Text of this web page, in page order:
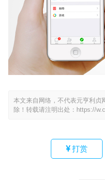
本文来自网络，不代表元亨利贞
除！转载请注明出处： https://
打赏